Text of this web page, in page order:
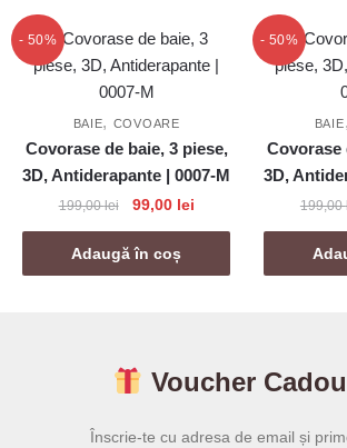
- 50%
BAIE, COVOARE
Covorase de baie, 3 piese,
3D, Antiderapante | 0007-M
199,00lei
Prețul
inițial
a
fost:
99,00 leiPrețul
curent
99,00 lei.
Adaugă în coș
- 50%
BAIE,
Covorase
3D,
199,00
Voucher Cadou
Înscrie-te cu adresa de email și